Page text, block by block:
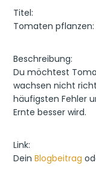
Titel:
Tomaten
Beschreibung:
Du möchtest
wachsen nicht
häufigsten Fehler
Ernte besser wird.
Link:
DeinBlogbeitrag